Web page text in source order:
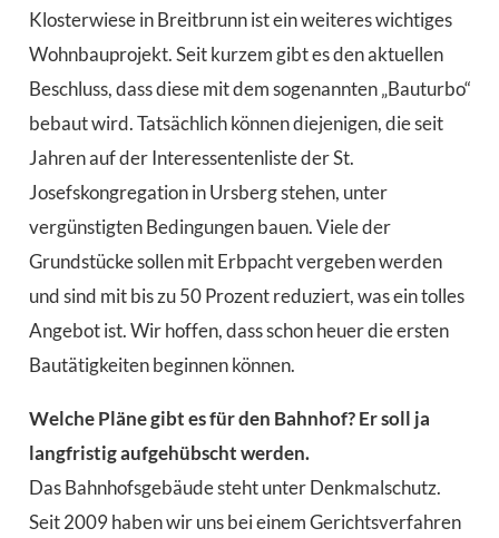
Klosterwiese in Breitbrunn ist ein weiteres wichtiges
Wohnbauprojekt. Seit kurzem gibt es den aktuellen
Beschluss, dass diese mit dem sogenannten „Bauturbo“
bebaut wird. Tatsächlich können diejenigen, die seit
Jahren auf der Interessentenliste der St.
Josefskongregation in Ursberg stehen, unter
vergünstigten Bedingungen bauen. Viele der
Grundstücke sollen mit Erbpacht vergeben werden
und sind mit bis zu 50 Prozent reduziert, was ein tolles
Angebot ist. Wir hoffen, dass schon heuer die ersten
Bautätigkeiten beginnen können.
Welche Pläne gibt es für den Bahnhof? Er soll ja
langfristig aufgehübscht werden.
Das Bahnhofsgebäude steht unter Denkmalschutz.
Seit 2009 haben wir uns bei einem Gerichtsverfahren